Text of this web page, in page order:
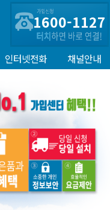
1600-1127
인터넷전화 채널안내